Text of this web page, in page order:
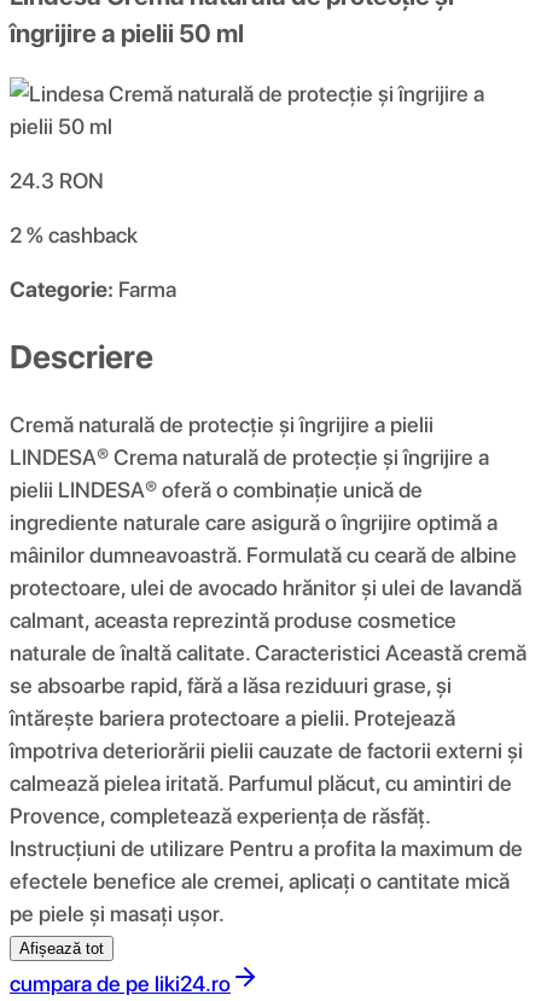
îngrijire a pielii 50 ml
24.3 RON
2 %cashback
Categorie: Farma
Descriere
Cremă naturală de protecție și îngrijire a pielii
LINDESA® Crema naturală de protecție și îngrijire a
pielii LINDESA® oferă o combinație unică de
ingrediente naturale care asigură o îngrijire optimă a
mâinilor dumneavoastră. Formulată cu ceară de albine
protectoare, ulei de avocado hrănitor și ulei de lavandă
calmant, aceasta reprezintă produse cosmetice
naturale de înaltă calitate. Caracteristici Această cremă
se absoarbe rapid, fără a lăsa reziduuri grase, și
întărește bariera protectoare a pielii. Protejează
împotriva deteriorării pielii cauzate de factorii externi și
calmează pielea iritată. Parfumul plăcut, cu amintiri de
Provence, completează experiența de răsfăț.
Instrucțiuni de utilizare Pentru a profita la maximum de
efectele benefice ale cremei, aplicați o cantitate mică
pe piele și masați ușor.
Afișează tot
cumpara de pe liki24.ro